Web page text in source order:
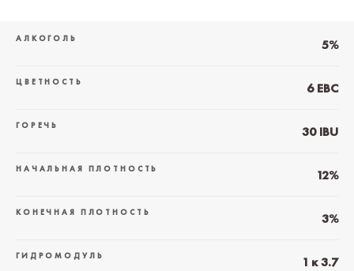
АЛКОГОЛЬ 5%
ЦВЕТНОСТЬ 6 EBC
ГОРЕЧЬ 30 IBU
НАЧАЛЬНАЯ ПЛОТНОСТЬ 12%
КОНЕЧНАЯ ПЛОТНОСТЬ 3%
ГИДРОМОДУЛЬ 1 к 3.7